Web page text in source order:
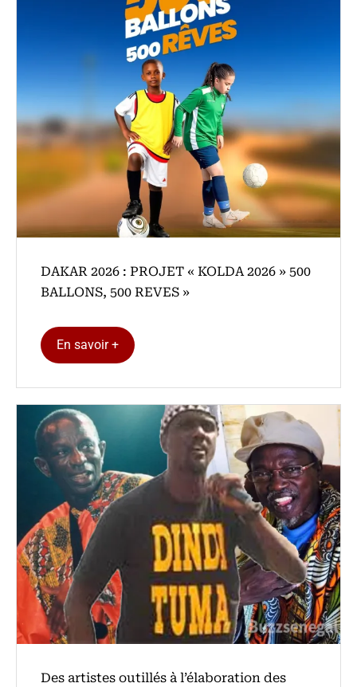
DAKAR 2026 : PROJET « KOLDA 2026 » 500
BALLONS, 500 REVES »
En savoir +
Des artistes outillés à l’élaboration des